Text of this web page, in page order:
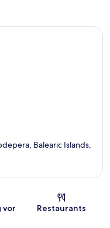
Balearic Islands,
vor
Restaurants